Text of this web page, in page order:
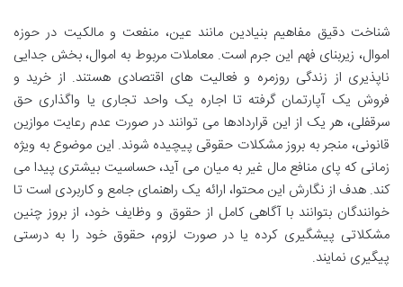
شناخت دقیق مفاهیم بنیادین مانند عین، منفعت و مالکیت در حوزه
اموال، زیربنای فهم این جرم است. معاملات مربوط به اموال، بخش جدایی
ناپذیری از زندگی روزمره و فعالیت های اقتصادی هستند. از خرید و
فروش یک آپارتمان گرفته تا اجاره یک واحد تجاری یا واگذاری حق
سرقفلی، هر یک از این قراردادها می توانند در صورت عدم رعایت موازین
قانونی، منجر به بروز مشکلات حقوقی پیچیده شوند. این موضوع به ویژه
زمانی که پای منافع مال غیر به میان می آید، حساسیت بیشتری پیدا می
کند. هدف از نگارش این محتوا، ارائه یک راهنمای جامع و کاربردی است تا
خوانندگان بتوانند با آگاهی کامل از حقوق و وظایف خود، از بروز چنین
مشکلاتی پیشگیری کرده یا در صورت لزوم، حقوق خود را به درستی
پیگیری نمایند.